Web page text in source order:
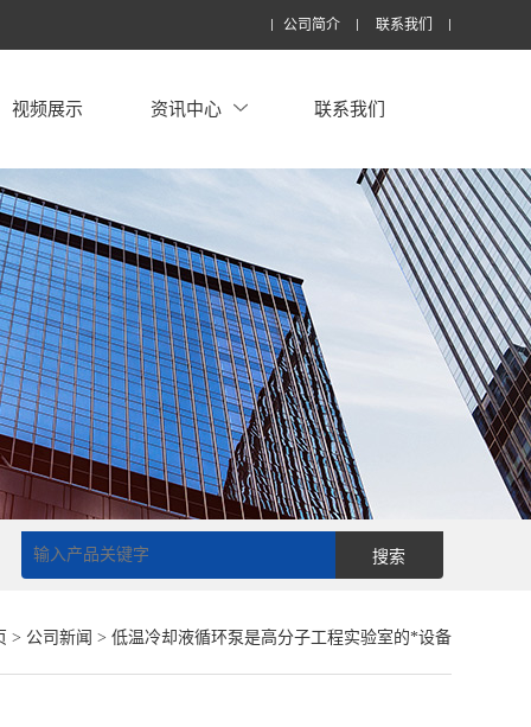
公司简介 联系我们
视频展示 资讯中心 联系我们
> 公司新闻 > 低温冷却液循环泵是高分子工程实验室的*设备